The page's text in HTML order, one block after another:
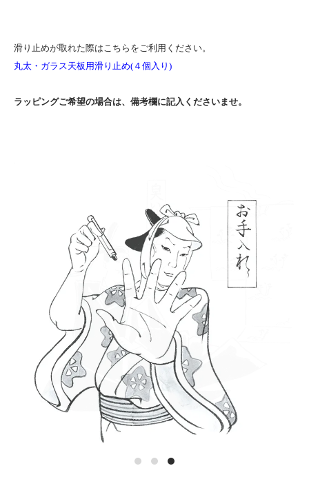
滑り止めが取れた際はこちらをご利用ください。
丸太・ガラス天板用滑り止め(４個入り)
ラッピングご希望の場合は、備考欄に記入くださいませ。